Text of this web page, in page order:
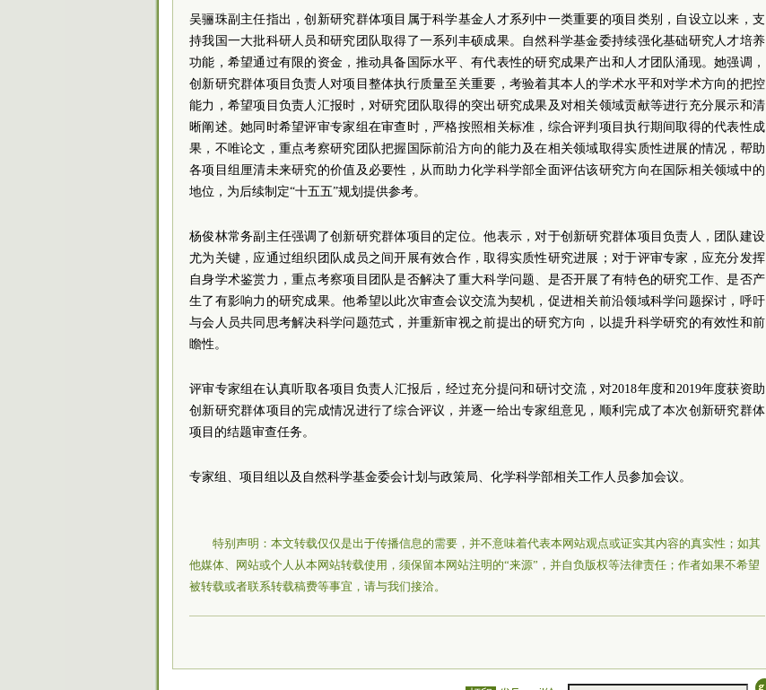
吴骊珠副主任指出，创新研究群体项目属于科学基金人才系列中一类重要的项目类别，自设立以来，支
持我国一大批科研人员和研究团队取得了一系列丰硕成果。自然科学基金委持续强化基础研究人才培养
功能，希望通过有限的资金，推动具备国际水平、有代表性的研究成果产出和人才团队涌现。她强调，
创新研究群体项目负责人对项目整体执行质量至关重要，考验着其本人的学术水平和对学术方向的把控
能力，希望项目负责人汇报时，对研究团队取得的突出研究成果及对相关领域贡献等进行充分展示和清
晰阐述。她同时希望评审专家组在审查时，严格按照相关标准，综合评判项目执行期间取得的代表性成
果，不唯论文，重点考察研究团队把握国际前沿方向的能力及在相关领域取得实质性进展的情况，帮助
各项目组厘清未来研究的价值及必要性，从而助力化学科学部全面评估该研究方向在国际相关领域中的
地位，为后续制定“十五五”规划提供参考。
杨俊林常务副主任强调了创新研究群体项目的定位。他表示，对于创新研究群体项目负责人，团队建设
尤为关键，应通过组织团队成员之间开展有效合作，取得实质性研究进展；对于评审专家，应充分发挥
自身学术鉴赏力，重点考察项目团队是否解决了重大科学问题、是否开展了有特色的研究工作、是否产
生了有影响力的研究成果。他希望以此次审查会议交流为契机，促进相关前沿领域科学问题探讨，呼吁
与会人员共同思考解决科学问题范式，并重新审视之前提出的研究方向，以提升科学研究的有效性和前
瞻性。
评审专家组在认真听取各项目负责人汇报后，经过充分提问和研讨交流，对2018年度和2019年度获资助
创新研究群体项目的完成情况进行了综合评议，并逐一给出专家组意见，顺利完成了本次创新研究群体
项目的结题审查任务。
专家组、项目组以及自然科学基金委会计划与政策局、化学科学部相关工作人员参加会议。
特别声明：本文转载仅仅是出于传播信息的需要，并不意味着代表本网站观点或证实其内容的真实性；如其
他媒体、网站或个人从本网站转载使用，须保留本网站注明的“来源”，并自负版权等法律责任；作者如果不希望
被转载或者联系转载稿费等事宜，请与我们接洽。